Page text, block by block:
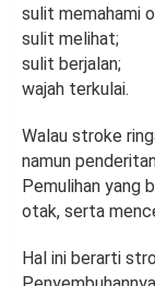
sulit memahami
sulit melihat;
sulit berjalan;
wajah terkulai.
Walau stroke
namun
Pemulihan yang
otak, serta
Hal ini berarti